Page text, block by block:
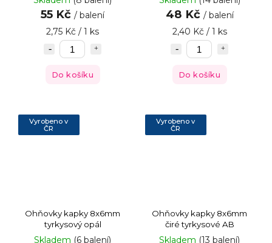
55 Kč / balení
2,75 Kč / 1 ks
Do košíku
48 Kč / balení
2,40 Kč / 1 ks
Do košíku
Vyrobeno v
ČR
Ohňovky kapky 8x6mm
tyrkysový opál
Skladem (6 balení)
Vyrobeno v
ČR
Ohňovky kapky 8x6mm
čiré tyrkysové AB
Skladem (13 balení)